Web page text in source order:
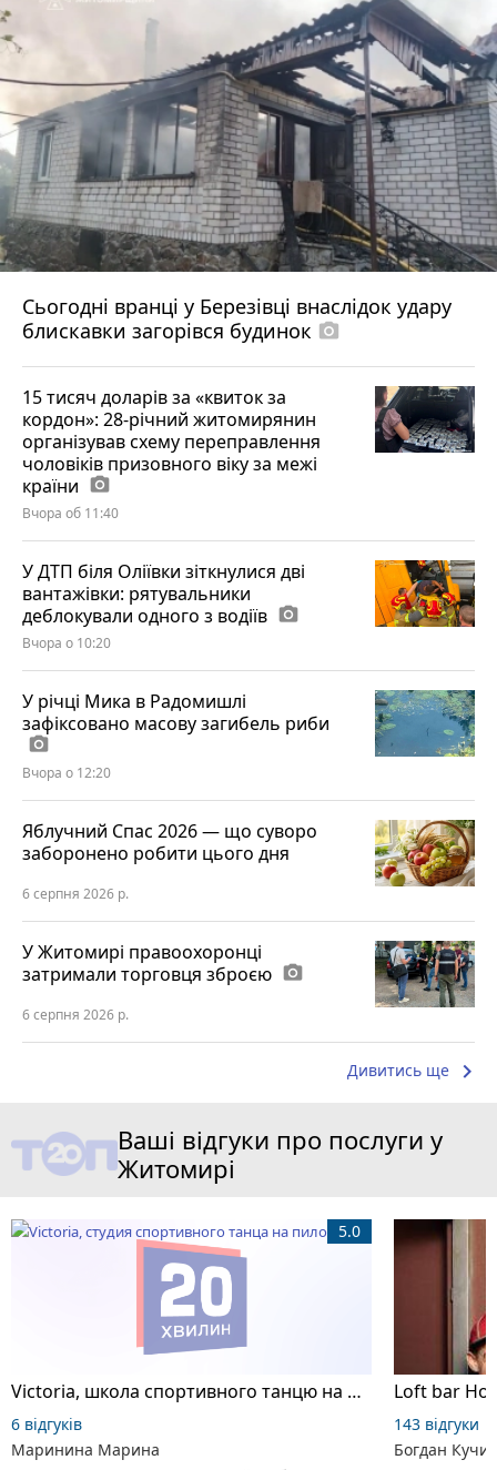
Сьогодні вранці у Березівці внаслідок удару
блискавки загорівся будинок photo_camera
15 тисяч доларів за «квиток за
кордон»: 28-річний житомирянин
організував схему переправлення
чоловіків призовного віку за межі
країни photo_camera
Вчора об 11:40
У ДТП біля Оліївки зіткнулися дві
вантажівки: рятувальники
деблокували одного з водіїв photo_camera
Вчора о 10:20
У річці Мика в Радомишлі
зафіксовано масову загибель риби
photo_camera
Вчора о 12:20
Яблучний Спас 2026 — що суворо
заборонено робити цього дня
6 серпня 2026 р.
У Житомирі правоохоронці
затримали торговця зброєю photo_camera
6 серпня 2026 р.
Дивитись ще keyboard_arrow_right
Ваші відгуки про послуги у
Житомирі
Victoria, школа спортивного танцю на пілоні
5.0
6 відгуків
Маринина Марина
Loft bar
143 відгуки
Богдан